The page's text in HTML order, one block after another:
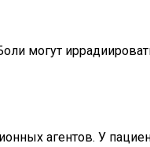
могут
агентов. У